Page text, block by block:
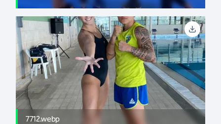
7712.webp